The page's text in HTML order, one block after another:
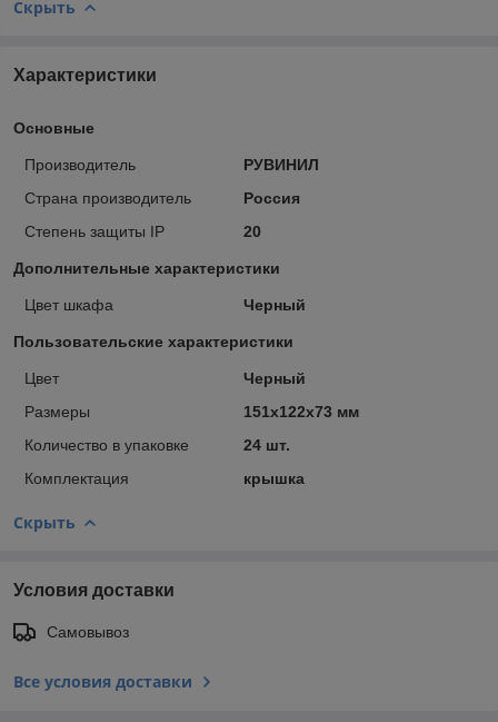
Скрыть
Характеристики
Основные
Производитель
РУВИНИЛ
Страна производитель
Россия
Степень защиты IP
20
Дополнительные характеристики
Цвет шкафа Черный
Пользовательские характеристики
Цвет
Черный
Размеры
151х122х73 мм
Количество в упаковке
24 шт.
Комплектация
крышка
Скрыть
Условия доставки
Самовывоз
Все условия доставки